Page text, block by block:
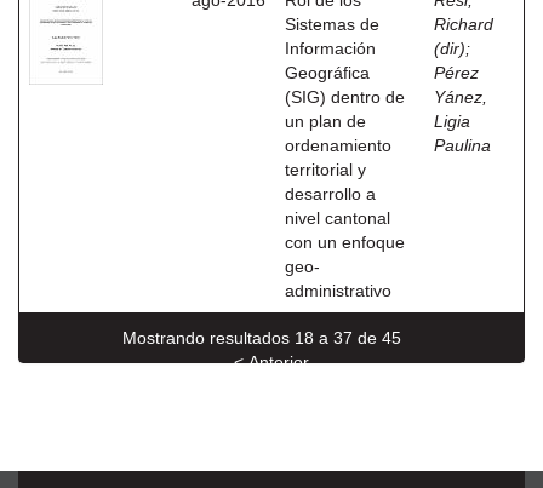
Sistemas de
Información
Geográfica
(SIG) dentro de
un plan de
ordenamiento
territorial y
desarrollo a
nivel cantonal
con un enfoque
geo-
administrativo
Richard
(dir);
Pérez
Yánez,
Ligia
Paulina
Mostrando resultados 18 a 37 de 45
< Anterior